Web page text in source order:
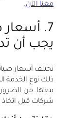
معنا الآن.
7. أسعار
يجب أن
تختلف أسعار
ذلك نوع الخدمة
معها. من
شركات قبل اتخاذ